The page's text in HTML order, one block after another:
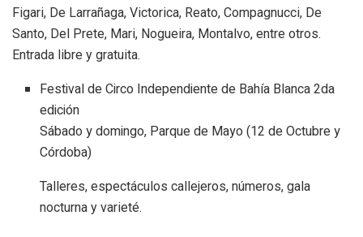
Figari, De Larrañaga, Victorica, Reato, Compagnucci, De
Santo, Del Prete, Mari, Nogueira, Montalvo, entre otros.
Entrada libre y gratuita.
Festival de Circo Independiente de Bahía Blanca 2da
edición
Sábado y domingo, Parque de Mayo (12 de Octubre y
Córdoba)
Talleres, espectáculos callejeros, números, gala
nocturna y varieté.